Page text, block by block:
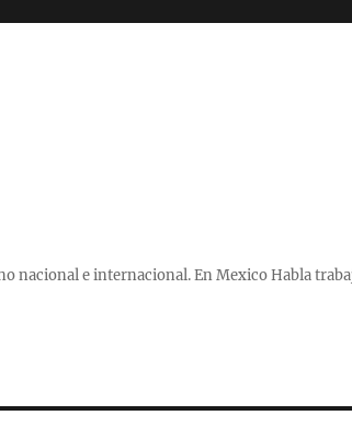
nacional e internacional. En Mexico Habla